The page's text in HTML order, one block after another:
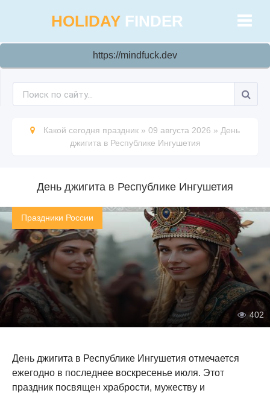
HOLIDAY FINDER
https://mindfuck.dev
Какой сегодня праздник » 09 августа 2026 » День
джигита в Республике Ингушетия
День джигита в Республике Ингушетия
Праздники России
402
День джигита в Республике Ингушетия отмечается
ежегодно в последнее воскресенье июля. Этот
праздник посвящен храбрости, мужеству и